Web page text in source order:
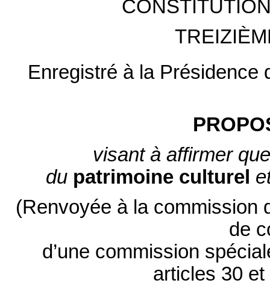
Enregistré à la Présidence
visant à affirmer
du patrimoine culturel
(Renvoyée à la commission
de
d’une commission
articles 30